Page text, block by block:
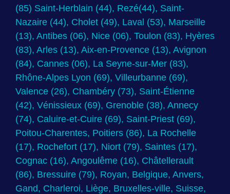
(85) Saint-Herblain (44), Rezé(44), Saint-
Nazaire (44), Cholet (49), Laval (53), Marseille
(13), Antibes (06), Nice (06), Toulon (83), Hyères
(83), Arles (13), Aix-en-Provence (13), Avignon
(84), Cannes (06), La Seyne-sur-Mer (83),
Rhône-Alpes Lyon (69), Villeurbanne (69),
Valence (26), Chambéry (73), Saint-Étienne
(42), Vénissieux (69), Grenoble (38), Annecy
(74), Caluire-et-Cuire (69), Saint-Priest (69),
Poitou-Charentes, Poitiers (86), La Rochelle
(17), Rochefort (17), Niort (79), Saintes (17),
Cognac (16), Angoulême (16), Châtellerault
(86), Bressuire (79), Royan, Belgique, Anvers,
Gand, Charleroi, Liège, Bruxelles-ville, Suisse,